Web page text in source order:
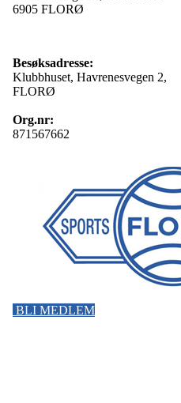
6905 FLORØ
Besøksadresse:
Klubbhuset, Havrenesvegen 2,
FLORØ
Org.nr:
871567662
BLI MEDLEM